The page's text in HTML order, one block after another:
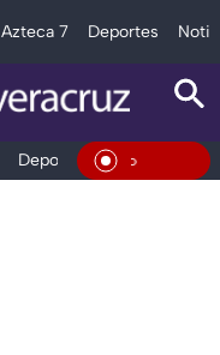
Azteca 7 Deportes
Deportes Espectáculos
En Vivo